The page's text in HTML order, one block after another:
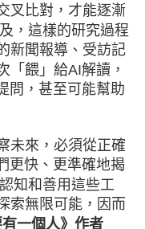
叉比對，才能逐漸
，這樣的研究過程
新聞報導、受訪記
「餵」給AI解讀，
問，甚至可能幫助
未來，必須從正確
更快、更準確地揭
知和善用這些工
索無限可能，因而
一個人》作者